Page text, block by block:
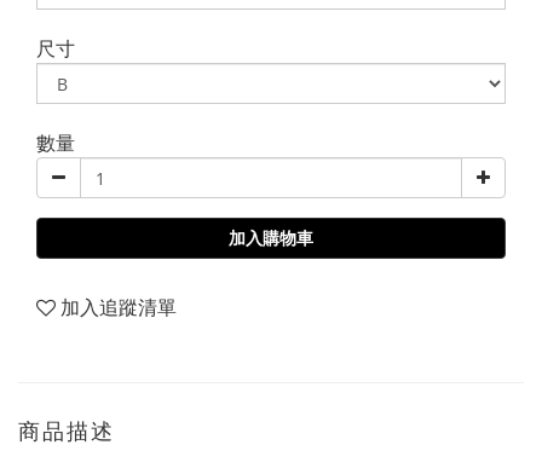
尺寸
數量
加入購物車
加入追蹤清單
商品描述